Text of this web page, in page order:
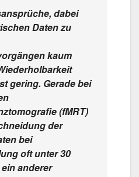
dabei
Daten zu
kaum
gering. Gerade bei
(fMRT)
der
bei
oft unter 30
anderer